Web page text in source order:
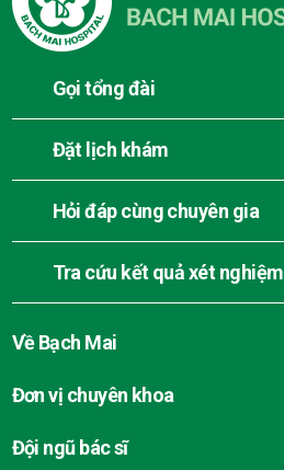
Gọi tổng đài
Đặt lịch khám
Hỏi đáp cùng chuyên gia
Tra cứu kết quả xét nghiệm
Về Bạch Mai
Đơn vị chuyên khoa
Đội ngũ bác sĩ